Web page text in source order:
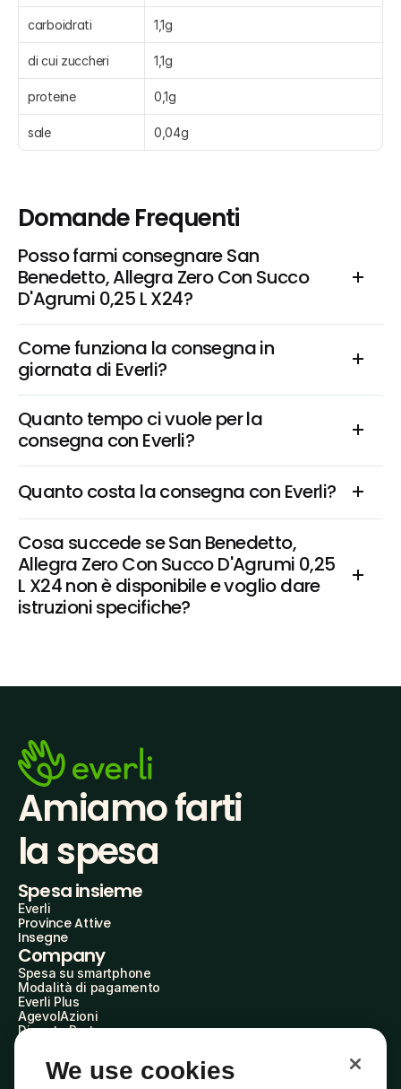
carboidrati 1,1g
di cui zuccheri 1,1g
proteine 0,1g
sale 0,04g
Domande Frequenti
Posso farmi consegnare San
Benedetto, Allegra Zero Con Succo
D'Agrumi 0,25 L X24?
Come funziona la consegna in
giornata di Everli?
Quanto tempo ci vuole per la
consegna con Everli?
Quanto costa la consegna con Everli?
Cosa succede se San Benedetto,
Allegra Zero Con Succo D'Agrumi 0,25
L X24 non è disponibile e voglio dare
istruzioni specifiche?
Amiamo farti
la spesa
Spesa insieme
Everli
Province Attive
Insegne
Company
Spesa su smartphone
Modalità di pagamento
Everli Plus
AgevolAzioni
Diventa Partner
Everli Shoppers
About Us
We use cookies